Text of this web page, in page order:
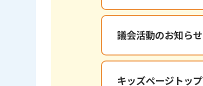
議会活動のお知らせ
キッズページトップ